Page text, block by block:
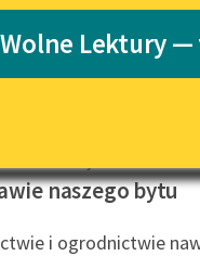
Lektury
literatury
E-
literatury
uczennic
Lektury
naszego bytu
i ogrodnictwie